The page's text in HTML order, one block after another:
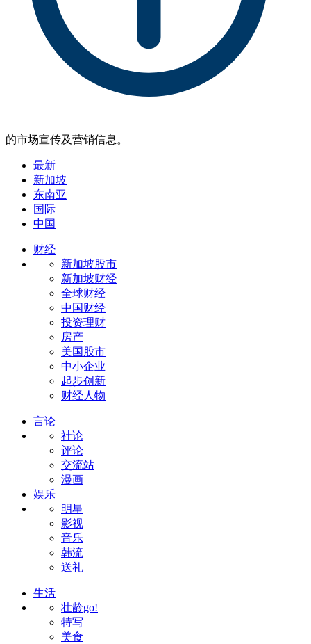
的市场宣传及营销信息。
最新
新加坡
东南亚
国际
中国
财经
新加坡股市
新加坡财经
全球财经
中国财经
投资理财
房产
美国股市
中小企业
起步创新
财经人物
言论
社论
评论
交流站
漫画
娱乐
明星
影视
音乐
韩流
送礼
生活
壮龄go!
特写
美食